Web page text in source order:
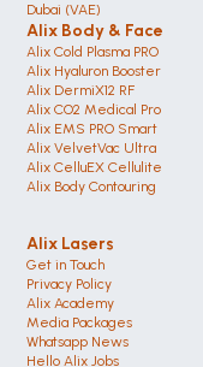
Dubai (VAE)
Alix Body & Face
Alix Cold Plasma PRO
Alix Hyaluron Booster
Alix DermiX12 RF
Alix CO2 Medical Pro
Alix EMS PRO Smart
Alix VelvetVac Ultra
Alix CelluEX Cellulite
Alix Body Contouring
Alix Lasers
Get in Touch
Privacy Policy
Alix Academy
Media Packages
Whatsapp News
Hello Alix Jobs